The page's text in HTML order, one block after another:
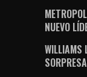
NUEVO
WILLIAMS